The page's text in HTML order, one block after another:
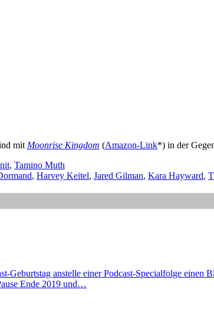
mit Moonrise Kingdom (Amazon-Link*) in der
, Tamino Muth
, Harvey Keitel, Jared Gilman, Kara Hayward,
Geburtstag anstelle einer Podcast-Specialfolge
Ende 2019 und…